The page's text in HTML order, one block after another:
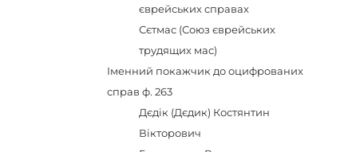
єврейських справах
Сєтмас (Союз єврейських
трудящих мас)
Іменний покажчик до оцифрованих
справ ф. 263
Дєдік (Дєдик) Костянтин
Вікторович